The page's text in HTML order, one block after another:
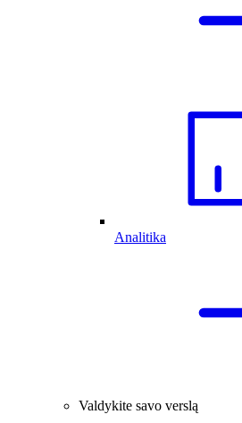
Analitika
Valdykite savo verslą